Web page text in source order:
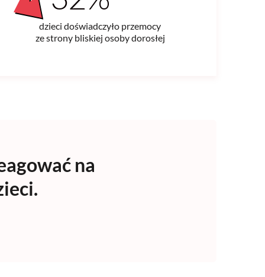
dzieci doświadczyło przemocy
ze strony bliskiej osoby dorosłej
na